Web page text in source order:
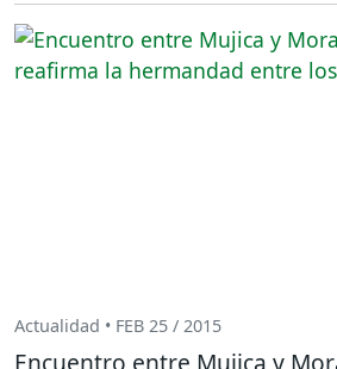
Actualidad • FEB 25 / 2015